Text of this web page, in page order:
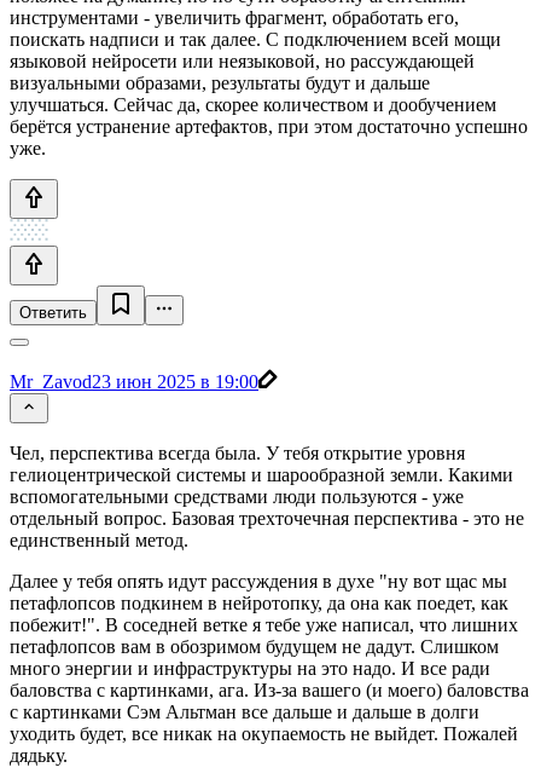
инструментами - увеличить фрагмент, обработать его,
поискать надписи и так далее. С подключением всей мощи
языковой нейросети или неязыковой, но рассуждающей
визуальными образами, результаты будут и дальше
улучшаться. Сейчас да, скорее количеством и дообучением
берётся устранение артефактов, при этом достаточно успешно
уже.
Ответить
Mr_Zavod23 июн 2025 в 19:00
Чел, перспектива всегда была. У тебя открытие уровня
гелиоцентрической системы и шарообразной земли. Какими
вспомогательными средствами люди пользуются - уже
отдельный вопрос. Базовая трехточечная перспектива - это не
единственный метод.
Далее у тебя опять идут рассуждения в духе "ну вот щас мы
петафлопсов подкинем в нейротопку, да она как поедет, как
побежит!". В соседней ветке я тебе уже написал, что лишних
петафлопсов вам в обозримом будущем не дадут. Слишком
много энергии и инфраструктуры на это надо. И все ради
баловства с картинками, ага. Из-за вашего (и моего) баловства
с картинками Сэм Альтман все дальше и дальше в долги
уходить будет, все никак на окупаемость не выйдет. Пожалей
дядьку.